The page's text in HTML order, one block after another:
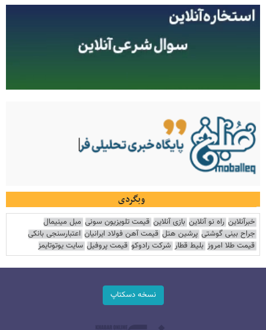
وبگردی
خبرآنلاین راه نو آنلاین بازی آنلاین قیمت تلویزیون سونی مبل مینیمال
جراح بینی گوشتی پرشین هتل قیمت آهن فولاد ایرانیان اعتبارسنجی بانکی
قیمت طلا امروز بلیط قطار شرکت رادوکو قیمت پروفیل سایت یوتوتایمز
نسخه دسکتاپ